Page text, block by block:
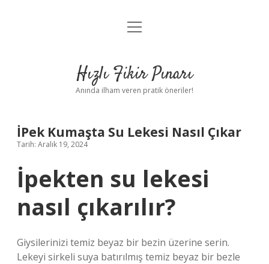
Anasayfa
Yasal Uyarı
menüyü
Hızlı Fikir Pınarı
Anında ilham veren pratik öneriler!
İPek Kumaşta Su Lekesi Nasıl Çıkar
Tarih: Aralık 19, 2024
İpekten su lekesi
nasıl çıkarılır?
Giysilerinizi temiz beyaz bir bezin üzerine serin.
Lekeyi sirkeli suya batırılmış temiz beyaz bir bezle